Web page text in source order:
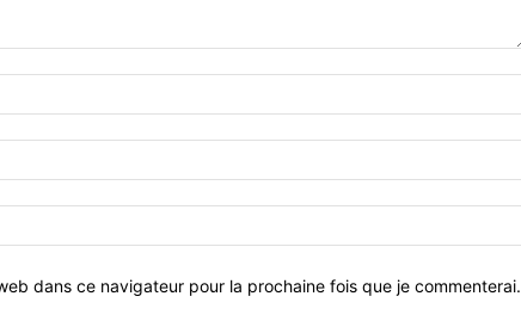
dans ce navigateur pour la prochaine fois que je commenterai.